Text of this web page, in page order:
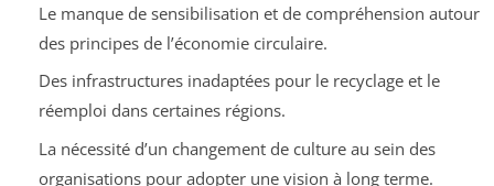
Le manque de sensibilisation et de compréhension autour
des principes de l’économie circulaire.
Des infrastructures inadaptées pour le recyclage et le
réemploi dans certaines régions.
La nécessité d’un changement de culture au sein des
organisations pour adopter une vision à long terme.